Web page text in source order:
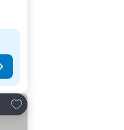
Lisää suosikkeihin